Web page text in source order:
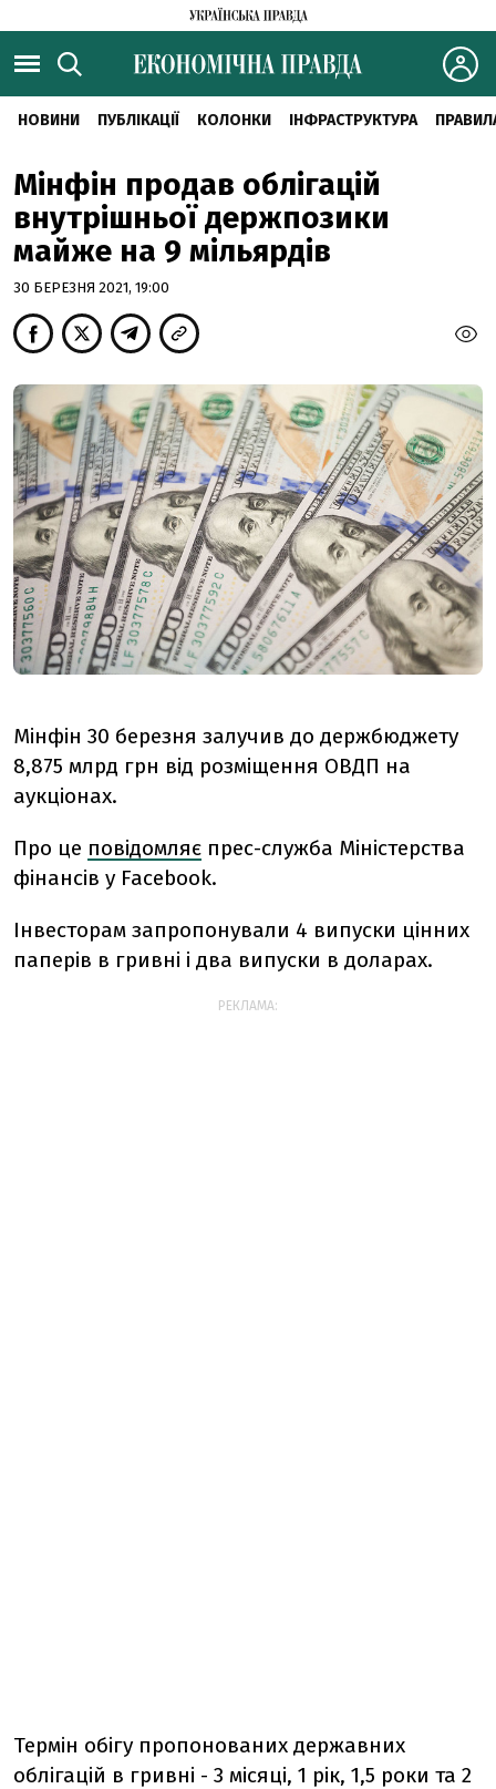
НОВИНИ ПУБЛІКАЦІЇ КОЛОНКИ ІНФРАСТРУКТУРА
Мінфін продав облігацій
внутрішньої держпозики
майже на 9 мільярдів
30 БЕРЕЗНЯ 2021, 19:00
Мінфін 30 березня залучив до держбюджету
8,875 млрд грн від розміщення ОВДП на
аукціонах.
Про це повідомляє прес-служба Міністерства
фінансів у Facebook.
Інвесторам запропонували 4 випуски цінних
паперів в гривні і два випуски в доларах.
РЕКЛАМА:
Термін обігу пропонованих державних
облігацій в гривні - 3 місяці, 1 рік, 1,5 роки та 2